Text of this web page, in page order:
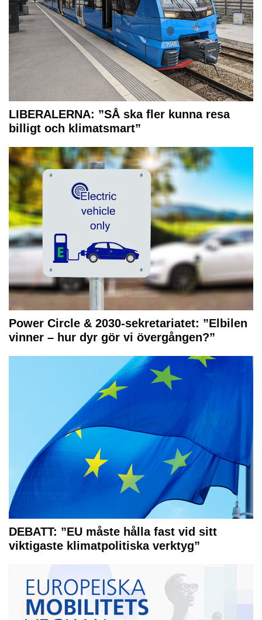
LIBERALERNA: ”SÅ ska fler kunna resa
billigt och klimatsmart”
Power Circle & 2030-sekretariatet: ”Elbilen
vinner – hur dyr gör vi övergången?”
DEBATT: ”EU måste hålla fast vid sitt
viktigaste klimatpolitiska verktyg”